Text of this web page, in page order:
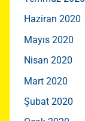
Haziran 2020
Mayıs 2020
Nisan 2020
Mart 2020
Şubat 2020